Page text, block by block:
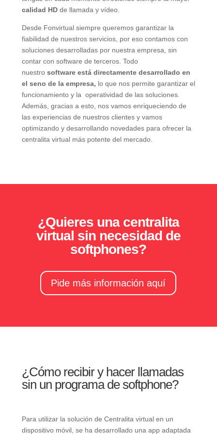
calidad HDde llamada y vídeo.
Desde Fonvirtual siempre queremos garantizar la
fiabilidad de nuestros servicios, por eso contamos con
soluciones desarrolladas por nuestra empresa, sin
contar con software de terceros. Todo
nuestro software está directamente desarrollado en
el seno de la empresa, lo que nos permite garantizar el
funcionamiento y la operatividad de las soluciones.
Además, gracias a esto, nos vamos enriqueciendo de
las experiencias de nuestros clientes y vamos
optimizando y desarrollando novedades para ofrecer la
centralita virtual más potente del mercado.
¿Quieres una centralita
virtual sin necesidad de
softphones?
Pide más información aquí
¿Cómo recibir y hacer llamadas
sin un programa de softphone?
Para utilizar la solución de Centralita virtual en un
dispositivo móvil, se ha desarrollado una app adaptada